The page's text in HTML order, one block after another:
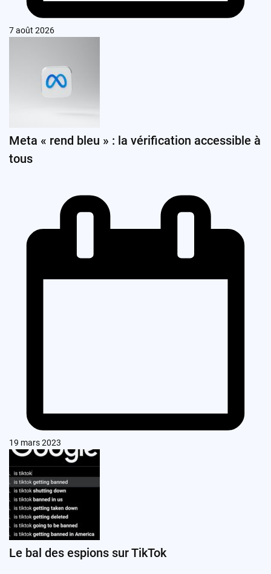
7 août 2026
Meta « rend bleu » : la vérification accessible à
tous
19 mars 2023
Le bal des espions sur TikTok